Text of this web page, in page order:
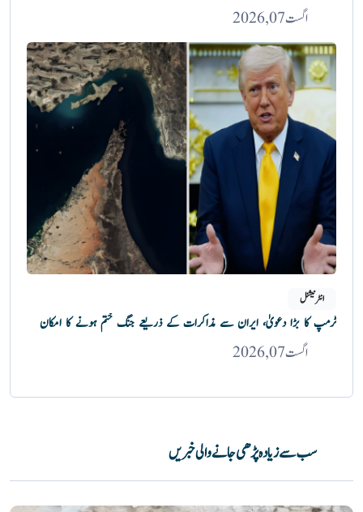
اگست 07, 2026
انٹرنیشنل
ٹرمپ کا بڑا دعویٰ، ایران سے مذاکرات کے ذریعے جنگ ختم ہونے کا امکان
اگست 07, 2026
سب سے زیادہ پڑھی جانے والی خبریں